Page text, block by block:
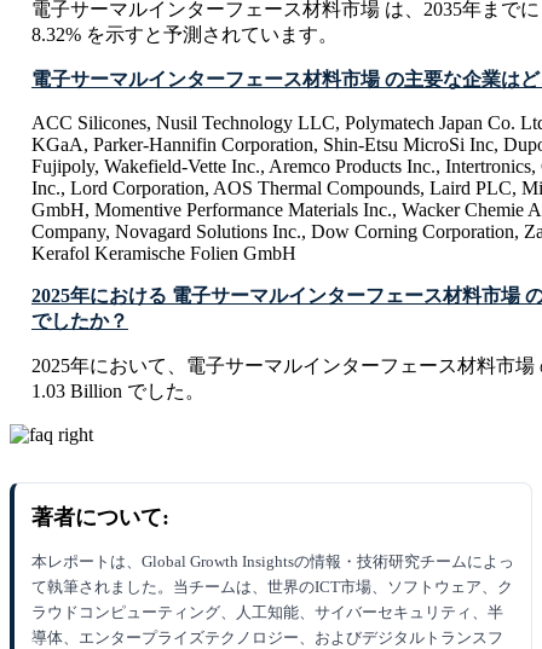
電子サーマルインターフェース材料市場 は、2035年まで
8.32% を示すと予測されています。
電子サーマルインターフェース材料市場 の主要な企業は
ACC Silicones, Nusil Technology LLC, Polymatech Japan Co.
KGaA, Parker-Hannifin Corporation, Shin-Etsu MicroSi Inc,
Fujipoly, Wakefield-Vette Inc., Aremco Products Inc.,
Inc., Lord Corporation, AOS Thermal Compounds, Laird PLC,
GmbH, Momentive Performance Materials Inc., Wacker Chemie
Company, Novagard Solutions Inc., Dow Corning Corporation,
Kerafol Keramische Folien GmbH
2025年における 電子サーマルインターフェース材料市場
でしたか？
2025年において、電子サーマルインターフェース材料市場
1.03 Billion でした。
著者について:
本レポートは、Global Growth Insightsの情報・技術研究チームによっ
て執筆されました。当チームは、世界のICT市場、ソフトウェア、ク
ラウドコンピューティング、人工知能、サイバーセキュリティ、半
導体、エンタープライズテクノロジー、およびデジタルトランスフ